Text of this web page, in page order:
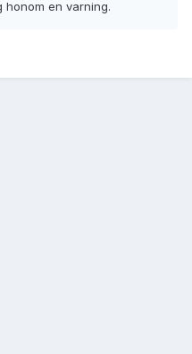
honom en varning.